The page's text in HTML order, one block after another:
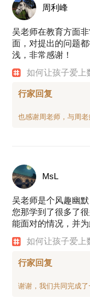
周利峰
吴老师在教育方面
面，对提出的问题
浅，非常感谢！
如何让孩子爱上
行家回复
MsL
吴老师是个风趣幽
您那学到了很多了
能面对的情况，并为
如何让孩子爱上
行家回复